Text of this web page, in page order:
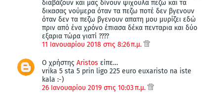
διαβάζουν και μας δίνουν ψιχουλα πεζω και τα
δικασας νούμερα όταν τα πεζω ποτέ δεν βγενουν
όταν δεν τα πεζω βγενουν απατη μου μυρίζει εδώ
πριν από ένα χρόνο έπιασα δέκα πενταρια και δύο
εξαρια τώρα γιατί ????
11 Ιανουαρίου 2018 στις 8:26 π.μ.
Ο χρήστης Aristos είπε…
vrika 5 sta 5 prin ligo 225 euro euxaristo na iste
kala :-)
26 Ιανουαρίου 2019 στις 10:03 π.μ.